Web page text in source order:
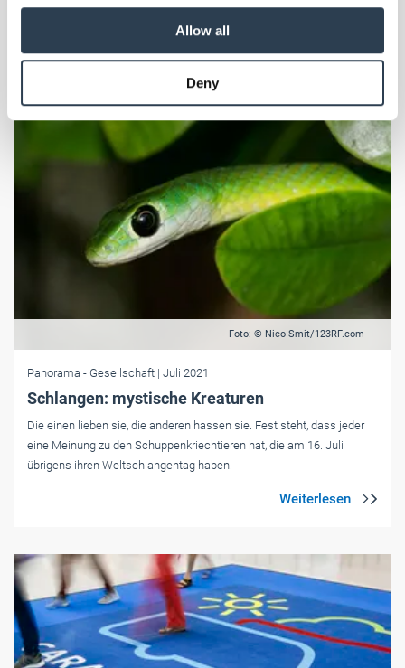
provided to them or that they’ve collected from your use
Weitere Informationen:Impressum Datenschutz
Allow all
Deny
Foto: © Nico Smit/123RF.com
Panorama - Gesellschaft | Juli 2021
Schlangen: mystische Kreaturen
Die einen lieben sie, die anderen hassen sie. Fest steht, dass jeder
eine Meinung zu den Schuppenkriechtieren hat, die am 16. Juli
übrigens ihren Weltschlangentag haben.